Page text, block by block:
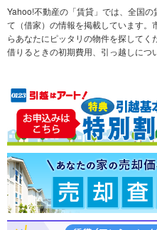
不動産会社から探す
テーマから探す
新築マンション
新築一戸建て
売却査定
マンションカタログ
Yahoo!不動産の「賃貸」では、全国
て（借家）の情報を掲載しています
らあなたにピッタリの物件を探して
借りるときの初期費用、引っ越しにつ